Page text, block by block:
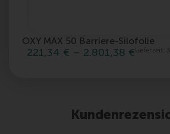
OXY MAX 50 Barriere-Silofolie
221,34 € – 2.801,38 € Lieferzeit: